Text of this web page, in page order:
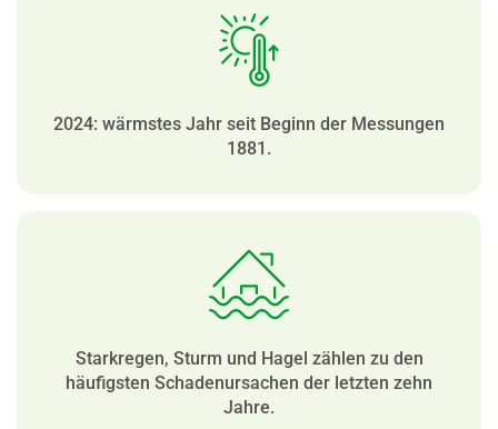
2024: wärmstes Jahr seit Beginn der Messungen
1881.
Stark­regen, Sturm und Hagel zählen zu den
häufigsten Schaden­ur­sachen der letzten zehn
Jahre.